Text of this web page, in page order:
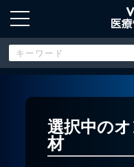
選択中の
材